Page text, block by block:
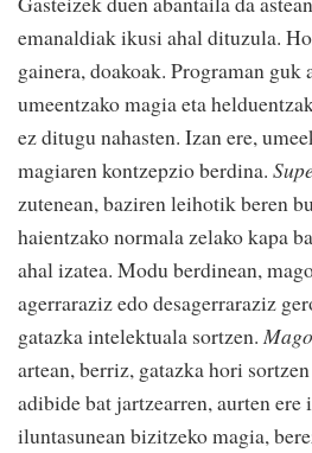
emanaldiak ikusi ahal dituzula.
gainera, doakoak. Programan guk
umeentzako magia eta
ez ditugu nahasten. Izan ere,
magiaren kontzepzio berdina.
zutenean, baziren leihotik beren
haientzako normala zelako kapa
ahal izatea. Modu berdinean,
agerraraziz edo desagerraraziz
gatazka intelektuala sortzen.
artean, berriz, gatazka hori
adibide bat jartzearren, aurten ere
iluntasunean bizitzeko magia,